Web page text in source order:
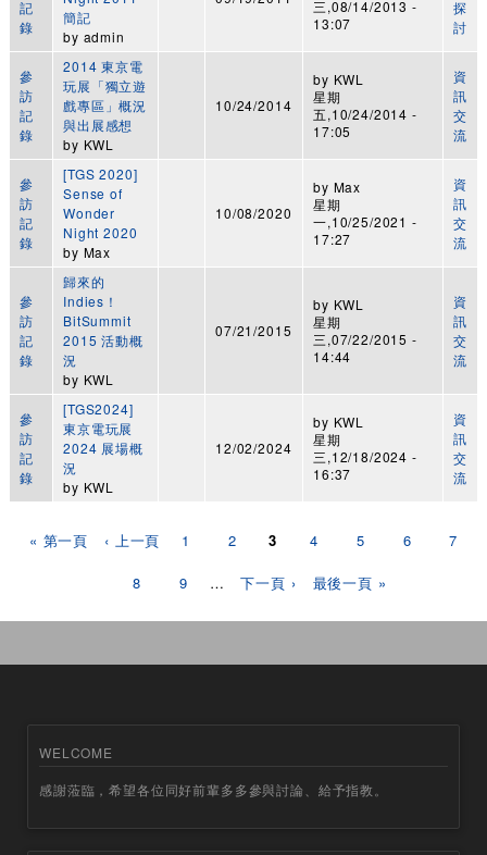
記
錄
簡記
by admin
三,08/14/2013 -
13:07
探
討
參
訪
記
錄
2014 東京電
玩展「獨立遊
戲專區」概況
與出展感想
by KWL
10/24/2014
by KWL
星期
五,10/24/2014 -
17:05
資
訊
交
流
參
訪
記
錄
[TGS 2020]
Sense of
Wonder
Night 2020
by Max
10/08/2020
by Max
星期
一,10/25/2021 -
17:27
資
訊
交
流
參
訪
記
錄
歸來的
Indies！
BitSummit
2015 活動概
況
by KWL
07/21/2015
by KWL
星期
三,07/22/2015 -
14:44
資
訊
交
流
參
訪
記
錄
[TGS2024]
東京電玩展
2024 展場概
況
by KWL
12/02/2024
by KWL
星期
三,12/18/2024 -
16:37
資
訊
交
流
頁面« 第一頁 ‹ 上一頁 1 2 3 4 5 6 7
8 9 … 下一頁 › 最後一頁 »
WELCOME
感謝蒞臨，希望各位同好前輩多多參與討論、給予指教。